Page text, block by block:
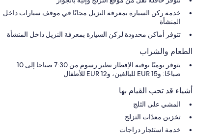
خدمة ركن السيارة بمعرفة النزيل مجانًا في موقف سيارات داخل
المنشأة
تتوفر أماكن محدودة لركن السيارة بمعرفة النزيل داخل المنشأة
الطعام والشراب
يتوفر يوميًا بوفيه الإفطار نظير رسوم من 7:30 صباحا إلى 10
صباحًا: و15 EUR للبالغين، و12 EUR للأطفال
أشياء قد تحب القيام بها
المشي على الثلج
تخزين معدّات التزلج
خدمة استئجار دراجات